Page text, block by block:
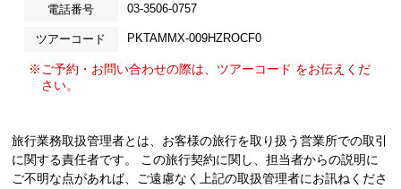
電話番号 03-3506-0757
ツアーコード PKTAMMX-009HZROCF0
※ご予約・お問い合わせの際は、ツアーコード をお伝えくだ
さい。
旅行業務取扱管理者とは、お客様の旅行を取り扱う営業所での取引
に関する責任者です。 この旅行契約に関し、担当者からの説明に
ご不明な点があれば、ご遠慮なく上記の取扱管理者にお訊ねくださ